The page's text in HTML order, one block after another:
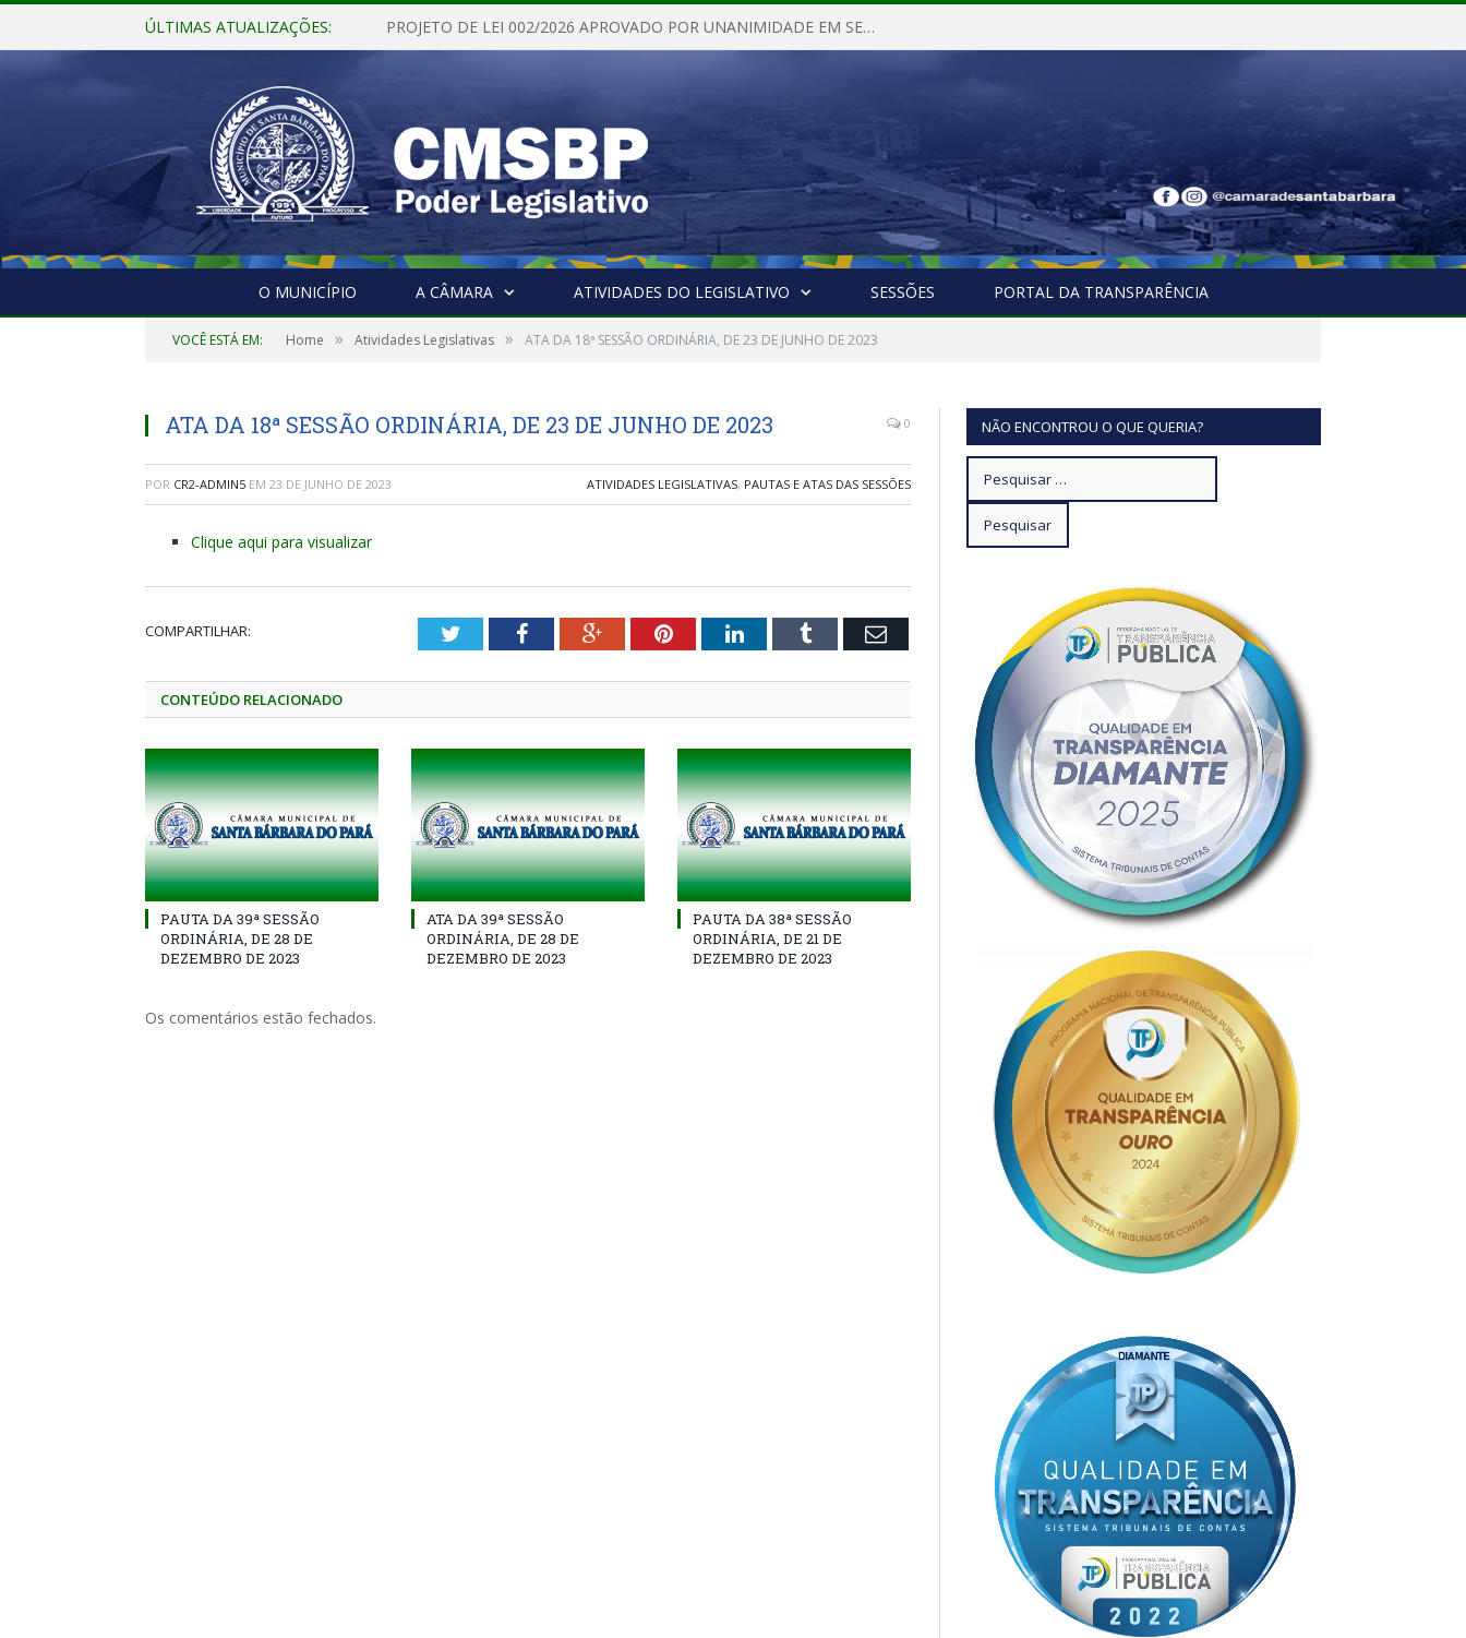
ÚLTIMAS ATUALIZAÇÕES: PROJETO DE LEI 002/2026 APROVADO POR UNANIMIDADE EM SESSÃO ORDINÁRIA NESTA QUINTA – FEIRA 28 DE MAIO DE 2026
O MUNICÍPIO A CÂMARA ATIVIDADES DO LEGISLATIVO SESSÕES PORTAL DA TRANSPARÊNCIA
VOCÊ ESTÁ EM: Home » Atividades Legislativas » ATA DA 18ª SESSÃO ORDINÁRIA, DE 23 DE JUNHO DE 2023
ATA DA 18ª SESSÃO ORDINÁRIA, DE 23 DE JUNHO DE 2023 0
POR CR2-ADMIN5 EM 23 DE JUNHO DE 2023 ATIVIDADES LEGISLATIVAS, PAUTAS E ATAS DAS SESSÕES
Clique aqui para visualizar
COMPARTILHAR: TwitterFacebookGoogle+PinterestLinkedInTumblr Email
CONTEÚDO RELACIONADO
PAUTA DA 39ª SESSÃO
ORDINÁRIA, DE 28 DE
DEZEMBRO DE 2023
ATA DA 39ª SESSÃO
ORDINÁRIA, DE 28 DE
DEZEMBRO DE 2023
PAUTA DA 38ª SESSÃO
ORDINÁRIA, DE 21 DE
DEZEMBRO DE 2023
Os comentários estão fechados.
NÃO ENCONTROU O QUE QUERIA?